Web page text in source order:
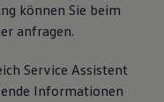
können Sie beim
anfragen.
Service Assistent
Informationen